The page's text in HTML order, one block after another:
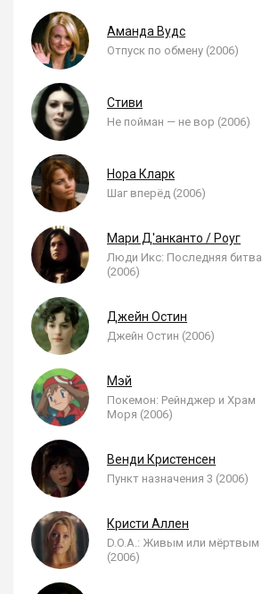
Аманда Вудс
Отпуск по обмену (2006)
Стиви
Не пойман — не вор (2006)
Нора Кларк
Шаг вперёд (2006)
Мари Д'анканто / Роуг
Люди Икс: Последняя битва
(2006)
Джейн Остин
Джейн Остин (2006)
Мэй
Покемон: Рейнджер и Храм
Моря (2006)
Венди Кристенсен
Пункт назначения 3 (2006)
Кристи Аллен
D.O.A.: Живым или мёртвым
(2006)